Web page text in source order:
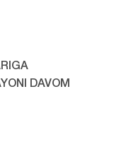
DAVOM